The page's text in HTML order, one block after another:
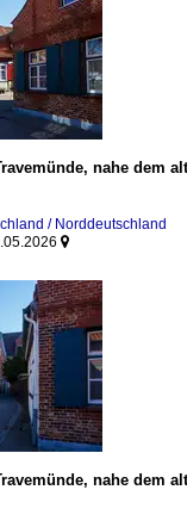
nahe dem
/ Norddeutschland

nahe dem